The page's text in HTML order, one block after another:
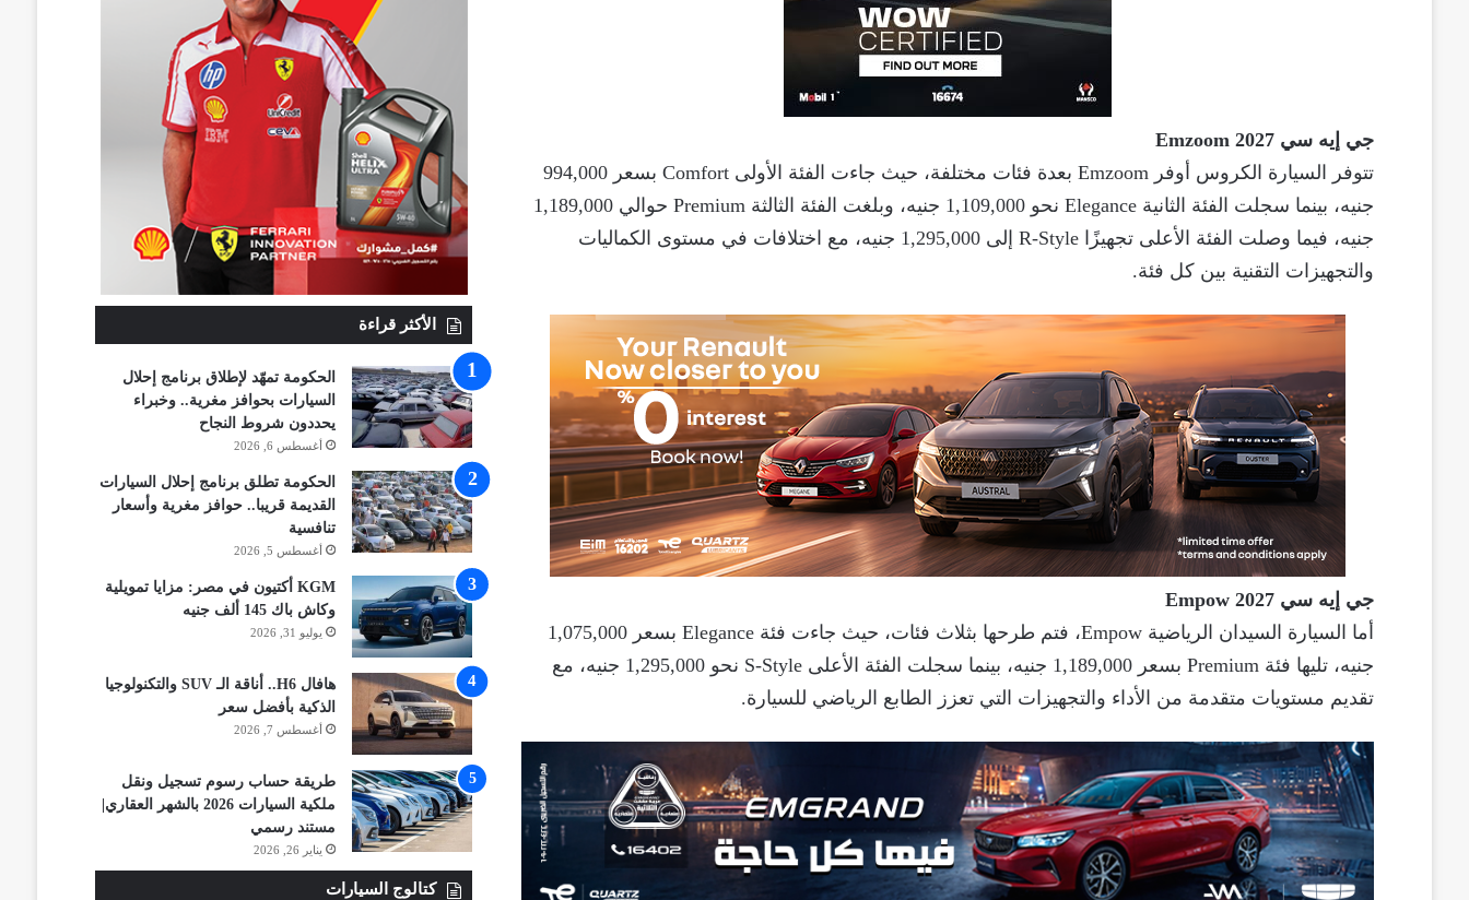
جي إيه سي Emzoom 2027
تتوفر السيارة الكروس أوفر Emzoom بعدة فئات مختلفة، حيث جاءت الفئة الأولى Comfort بسعر 994,000
جنيه، بينما سجلت الفئة الثانية Elegance نحو 1,109,000 جنيه، وبلغت الفئة الثالثة Premium حوالي 1,189,000
جنيه، فيما وصلت الفئة الأعلى تجهيزًا R-Style إلى 1,295,000 جنيه، مع اختلافات في مستوى الكماليات
والتجهيزات التقنية بين كل فئة.
جي إيه سي Empow 2027
أما السيارة السيدان الرياضية Empow، فتم طرحها بثلاث فئات، حيث جاءت فئة Elegance بسعر 1,075,000
جنيه، تليها فئة Premium بسعر 1,189,000 جنيه، بينما سجلت الفئة الأعلى S-Style نحو 1,295,000 جنيه، مع
تقديم مستويات متقدمة من الأداء والتجهيزات التي تعزز الطابع الرياضي للسيارة.
الأكثر قراءة
الحكومة تمهّد لإطلاق برنامج إحلال
السيارات بحوافز مغرية.. وخبراء
يحددون شروط النجاح
أغسطس 6, 2026
الحكومة تطلق برنامج إحلال السيارات
القديمة قريبا.. حوافز مغرية وأسعار
تنافسية
أغسطس 5, 2026
KGM أكتيون في مصر: مزايا تمويلية
وكاش باك 145 ألف جنيه
يوليو 31, 2026
هافال H6.. أناقة الـ SUV والتكنولوجيا
الذكية بأفضل سعر
أغسطس 7, 2026
طريقة حساب رسوم تسجيل ونقل
ملكية السيارات 2026 بالشهر العقاري|
مستند رسمي
يناير 26, 2026
كتالوج السيارات